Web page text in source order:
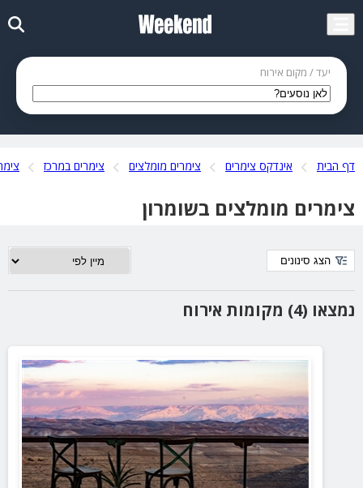
יעד / מקום אירוח
דף הבית אינדקס צימרים צימרים מומלצים צימרים במרכז
צימרים מומלצים בשומרון
נמצאו (4) מקומות אירוח
הצג סינונים